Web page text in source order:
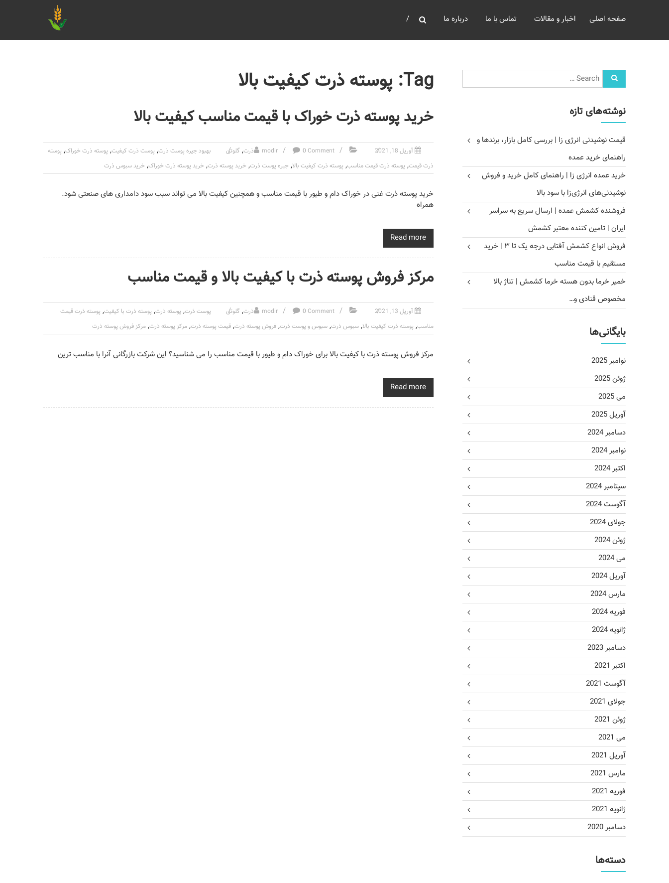
خرید
غلات
مومنی
صفحه اصلی اخبار و مقالات تماس با ما درباره ما
Tag: پوسته ذرت کیفیت بالا
خرید پوسته ذرت خوراک با قیمت مناسب کیفیت بالا
آوریل 18, 2021 modir 0 Comment ذرت, گلوتن بهبود جیره پوست ذرت, پوست ذرت کیفیت, پوسته ذرت خوراک, پوسته
ذرت قیمت, پوسته ذرت قیمت مناسب, پوسته ذرت کیفیت بالا, جیره پوست ذرت, خرید پوسته ذرت, خرید پوسته ذرت خوراک, خرید سبوس ذرت
خرید پوسته ذرت غنی در خوراک دام و طیور با قیمت مناسب و همچنین کیفیت بالا می تواند سبب سود دامداری های صنعتی شود.
همراه
Read more
مرکز فروش پوسته ذرت با کیفیت بالا و قیمت مناسب
آوریل 13, 2021 modir 0 Comment ذرت, گلوتن پوست ذرت, پوسته ذرت, پوسته ذرت با کیفیت, پوسته ذرت قیمت
مناسب, پوسته ذرت کیفیت بالا,سبوس ذرت,سبوس و پوست ذرت,فروش پوسته ذرت,قیمت پوسته ذرت,مرکز پوسته ذرت,مرکز فروش پوسته ذرت
مرکز فروش پوسته ذرت با کیفیت بالا برای خوراک دام و طیور با قیمت مناسب را می شناسید؟ این شرکت بازرگانی آنرا با مناسب ترین
Read more
نوشته‌های تازه
قیمت نوشیدنی انرژی زا | بررسی کامل بازار، برندها و
راهنمای خرید عمده
خرید عمده انرژی زا | راهنمای کامل خرید و فروش
نوشیدنی‌های انرژی‌زا با سود بالا
فروشنده کشمش عمده | ارسال سریع به سراسر
ایران | تامین کننده معتبر کشمش
فروش انواع کشمش آفتابی درجه یک تا ۳ | خرید
مستقیم با قیمت مناسب
خمیر خرما بدون هسته خرما کشمش | تناژ بالا
مخصوص قنادی و…
بایگانی‌ها
نوامبر 2025
ژوئن 2025
می 2025
آوریل 2025
دسامبر 2024
نوامبر 2024
اکتبر 2024
سپتامبر 2024
آگوست 2024
جولای 2024
ژوئن 2024
می 2024
آوریل 2024
مارس 2024
فوریه 2024
ژانویه 2024
دسامبر 2023
اکتبر 2021
آگوست 2021
جولای 2021
ژوئن 2021
می 2021
آوریل 2021
مارس 2021
فوریه 2021
ژانویه 2021
دسامبر 2020
دسته‌ها